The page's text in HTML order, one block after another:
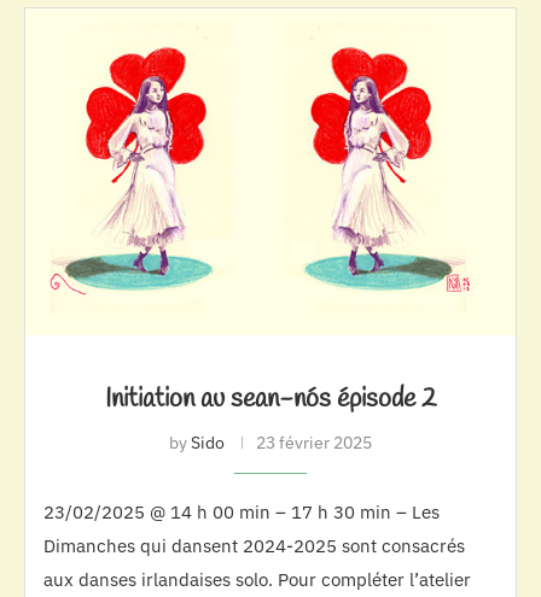
Initiation au sean-nós épisode 2
bySido 23 février 2025
23/02/2025 @ 14 h 00 min – 17 h 30 min – Les
Dimanches qui dansent 2024-2025 sont consacrés
aux danses irlandaises solo. Pour compléter l’atelier